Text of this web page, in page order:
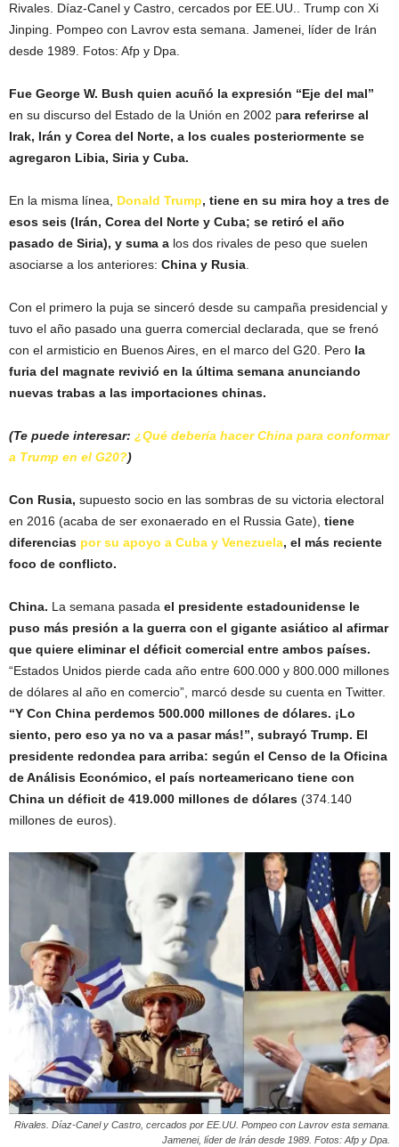
Rivales. Díaz-Canel y Castro, cercados por EE.UU.. Trump con Xi
Jinping. Pompeo con Lavrov esta semana. Jamenei, líder de Irán
desde 1989. Fotos: Afp y Dpa.
Fue George W. Bush quien acuñó la expresión “Eje del mal”
en su discurso del Estado de la Unión en 2002 para referirse al
Irak, Irán y Corea del Norte, a los cuales posteriormente se
agregaron Libia, Siria y Cuba.
En la misma línea, Donald Trump, tiene en su mira hoy a tres de
esos seis (Irán, Corea del Norte y Cuba; se retiró el año
pasado de Siria), y suma a los dos rivales de peso que suelen
asociarse a los anteriores: China y Rusia.
Con el primero la puja se sinceró desde su campaña presidencial y
tuvo el año pasado una guerra comercial declarada, que se frenó
con el armisticio en Buenos Aires, en el marco del G20. Pero la
furia del magnate revivió en la última semana anunciando
nuevas trabas a las importaciones chinas.
(Te puede interesar: ¿Qué debería hacer China para conformar
a Trump en el G20?)
Con Rusia, supuesto socio en las sombras de su victoria electoral
en 2016 (acaba de ser exonaerado en el Russia Gate), tiene
diferencias por su apoyo a Cuba y Venezuela, el más reciente
foco de conflicto.
China. La semana pasada el presidente estadounidense le
puso más presión a la guerra con el gigante asiático al afirmar
que quiere eliminar el déficit comercial entre ambos países.
“Estados Unidos pierde cada año entre 600.000 y 800.000 millones
de dólares al año en comercio”, marcó desde su cuenta en Twitter.
“Y Con China perdemos 500.000 millones de dólares. ¡Lo
siento, pero eso ya no va a pasar más!”, subrayó Trump. El
presidente redondea para arriba: según el Censo de la Oficina
de Análisis Económico, el país norteamericano tiene con
China un déficit de 419.000 millones de dólares (374.140
millones de euros).
Rivales. Díaz-Canel y Castro, cercados por EE.UU. Pompeo con Lavrov esta semana.
Jamenei, líder de Irán desde 1989. Fotos: Afp y Dpa.